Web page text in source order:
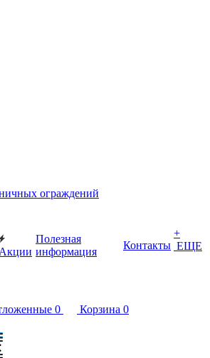
ограждений
Акции
Полезная
информация
Контакты
+
ЕЩЕ
0 Корзина 0